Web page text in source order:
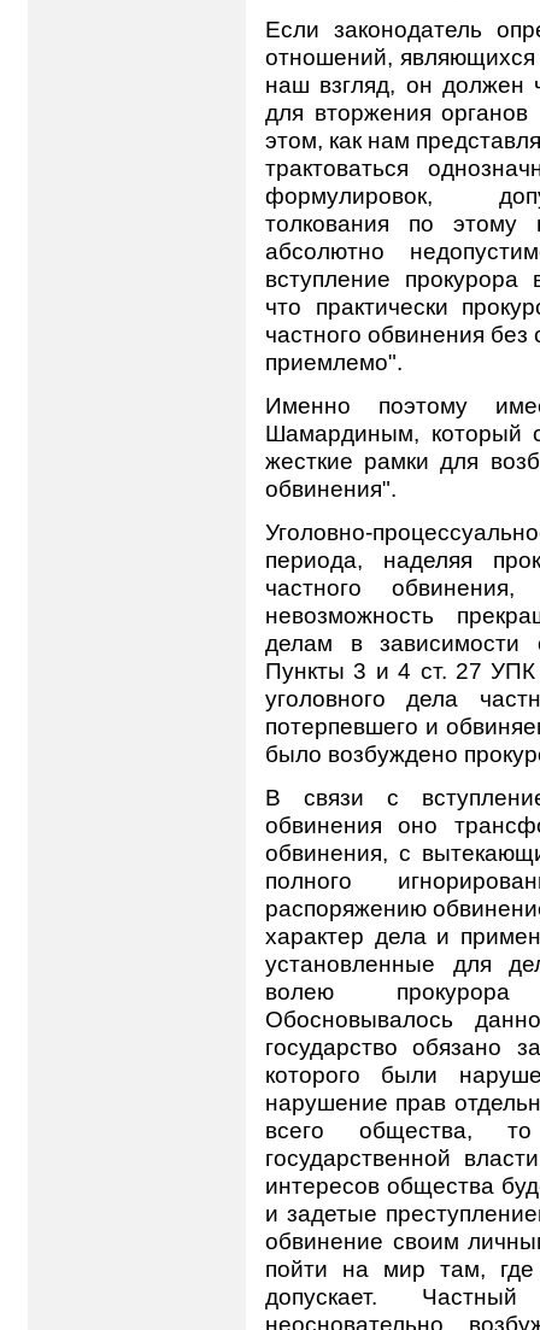
Если законодатель
отношений,
наш взгляд, он должен
для вторжения
этом, как нам
трактоваться
формулировок,
толкования по этому
абсолютно
вступление
что практически
частного обвинения без
приемлемо".
Именно поэтому
Шамардиным, который
жесткие рамки для
обвинения".
Уголовно-
периода, наделяя
частного обвинения,
невозможность
делам в зависимости
Пункты 3 и 4 ст. 27
уголовного дела
потерпевшего и
было возбуждено
В связи с
обвинения оно
обвинения, с
полного
распоряжению
характер дела и
установленные для
волею прокурора
Обосновывалось
государство обязано
которого были
нарушение прав
всего общества,
государственной
интересов общества
и задетые
обвинение своим
пойти на мир там,
допускает.
неосновательно